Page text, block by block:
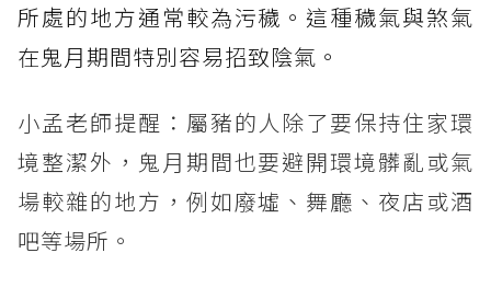
所處的地方通常較為污穢。這種穢氣與煞氣
在鬼月期間特別容易招致陰氣。
小孟老師提醒：屬豬的人除了要保持住家環
境整潔外，鬼月期間也要避開環境髒亂或氣
場較雜的地方，例如廢墟、舞廳、夜店或酒
吧等場所。